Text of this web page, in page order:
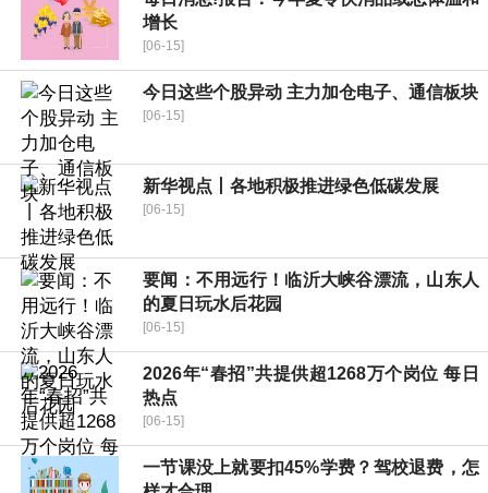
增长
[06-15]
今日这些个股异动 主力加仓电子、通信板块
[06-15]
新华视点丨各地积极推进绿色低碳发展
[06-15]
要闻：不用远行！临沂大峡谷漂流，山东人
的夏日玩水后花园
[06-15]
2026年“春招”共提供超1268万个岗位 每日
热点
[06-15]
一节课没上就要扣45%学费？驾校退费，怎